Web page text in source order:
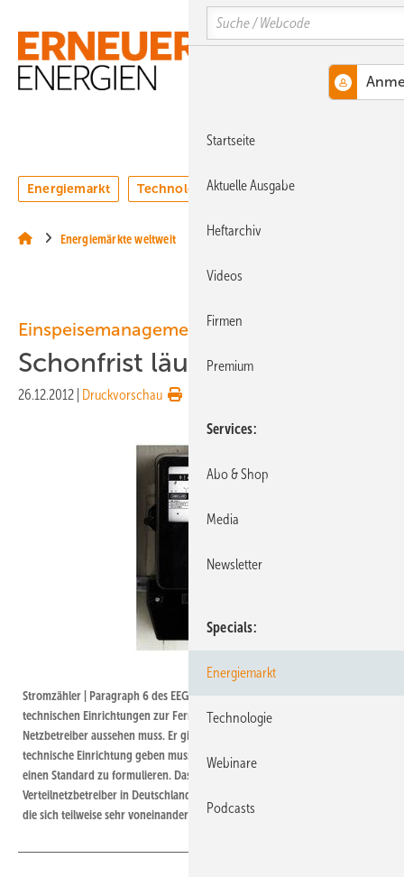
Hauptinhalt
Hauptmenü
SiteSearch
MENÜ
Energiemarkt Technologie Webinare
Energiemärkte weltweit
Einspeisemanagement
Schonfrist läuft ab
26.12.2012 Druckvorschau
Foto: leno2010/Tom Bearwald
Stromzähler | Paragraph 6 des EEG gibt keine Auskunft darüber, wie die
technischen Einrichtungen zur Fernsteuerung der Anlage durch den
Netzbetreiber aussehen muss. Er gibt nur vor, dass es eine solche
technische Einrichtung geben muss. Damit versäumt es der Gesetzgeber,
einen Standard zu formulieren. Das Egebnis ist, dass jeder der mehr als 900
Verteilnetzbetreiber in Deutschland eine eigene Regelung entwickelt hat,
die sich teilweise sehr voneinander unterscheiden.
Search
Startseite
Aktuelle Ausgabe
Heftarchiv
Videos
Firmen
Premium
Services
Abo & Shop
Media
Newsletter
Specials
Energiemarkt
Technologie
Webinare
Podcasts